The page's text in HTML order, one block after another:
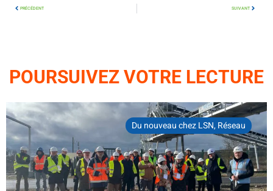
PRÉCÉDENT SUIVANT
POURSUIVEZ VOTRE LECTURE
Du nouveau chez LSN,Réseau